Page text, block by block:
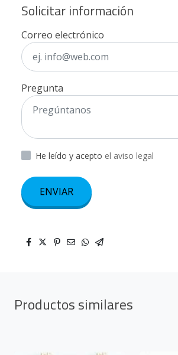
Solicitar información
Correo electrónico
Pregunta
He leído y acepto el aviso legal
ENVIAR
Productos similares